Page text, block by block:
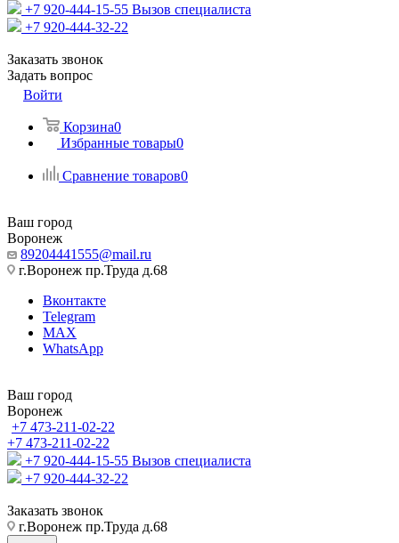
+7 920-444-15-55 Вызов специалиста
+7 920-444-32-22
Заказать звонок
Задать вопрос
Войти
Корзина0
Избранные товары0
Сравнение товаров0
Ваш город
Воронеж
89204441555@mail.ru
г.Воронеж пр.Труда д.68
Вконтакте
Telegram
MAX
WhatsApp
Ваш город
Воронеж
+7 473-211-02-22
+7 473-211-02-22
+7 920-444-15-55 Вызов специалиста
+7 920-444-32-22
Заказать звонок
г.Воронеж пр.Труда д.68